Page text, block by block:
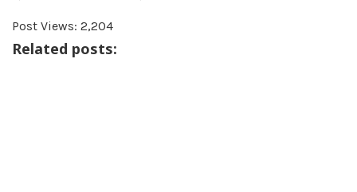
Post Views: 2,204
Related posts: